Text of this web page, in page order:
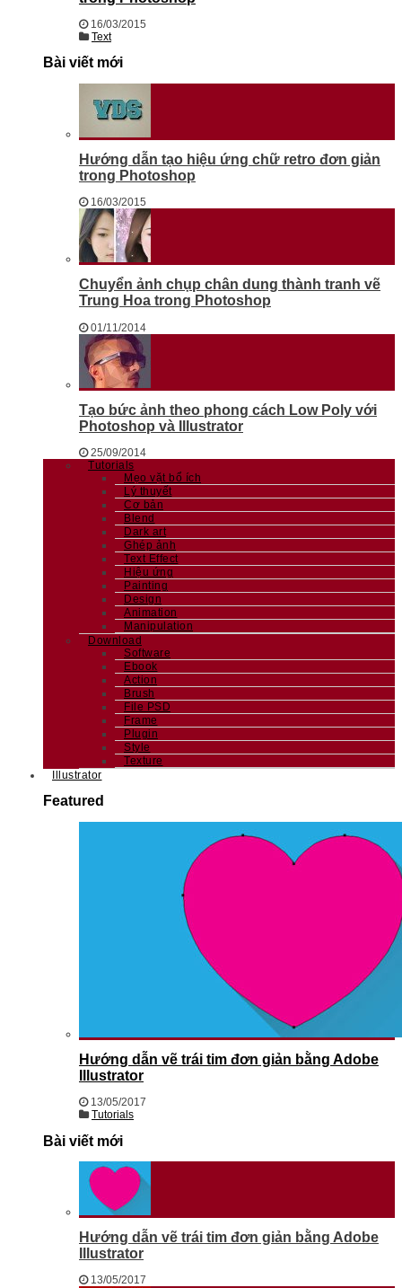
16/03/2015
Text
Bài viết mới
Hướng dẫn tạo hiệu ứng chữ retro đơn giản
trong Photoshop
16/03/2015
Chuyển ảnh chụp chân dung thành tranh vẽ
Trung Hoa trong Photoshop
01/11/2014
Tạo bức ảnh theo phong cách Low Poly với
Photoshop và Illustrator
25/09/2014
Tutorials
Mẹo vặt bổ ích
Lý thuyết
Cơ bản
Blend
Dark art
Ghép ảnh
Text Effect
Hiệu ứng
Painting
Design
Animation
Manipulation
Download
Software
Ebook
Action
Brush
File PSD
Frame
Plugin
Style
Texture
Illustrator
Featured
Hướng dẫn vẽ trái tim đơn giản bằng Adobe
Illustrator
13/05/2017
Tutorials
Bài viết mới
Hướng dẫn vẽ trái tim đơn giản bằng Adobe
Illustrator
13/05/2017